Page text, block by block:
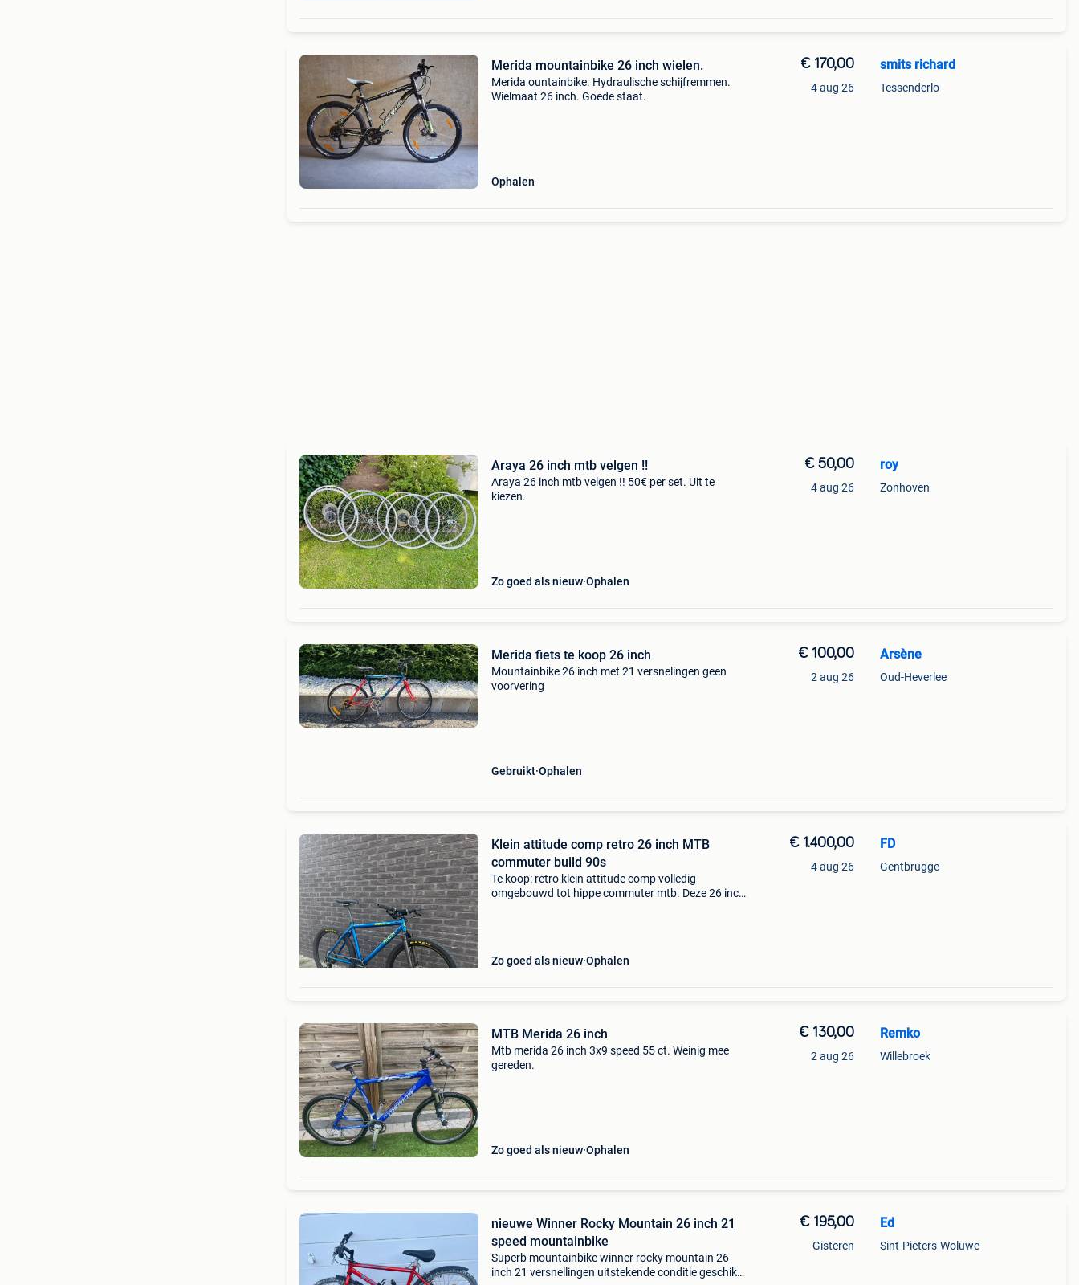
Merida mountainbike 26 inch wielen.
Merida ountainbike. Hydraulische schijfremmen.
Wielmaat 26 inch. Goede staat.
Ophalen
€ 170,00
4 aug 26
smits richard
Tessenderlo
Araya 26 inch mtb velgen !!
Araya 26 inch mtb velgen !! 50€ per set. Uit te
kiezen.
Zo goed als nieuw Ophalen
€ 50,00
4 aug 26
roy
Zonhoven
Merida fiets te koop 26 inch
Mountainbike 26 inch met 21 versnelingen geen
voorvering
Gebruikt Ophalen
€ 100,00
2 aug 26
Arsène
Oud-Heverlee
Klein attitude comp retro 26 inch MTB
commuter build 90s
Te koop: retro klein attitude comp volledig
omgebouwd tot hippe commuter mtb. Deze 26 inch
Zo goed als nieuw Ophalen
€ 1.400,00
4 aug 26
FD
Gentbrugge
MTB Merida 26 inch
Mtb merida 26 inch 3x9 speed 55 ct. Weinig mee
gereden.
Zo goed als nieuw Ophalen
€ 130,00
2 aug 26
Remko
Willebroek
nieuwe Winner Rocky Mountain 26 inch 21
speed mountainbike
Superb mountainbike winner rocky mountain 26
inch 21 versnellingen uitstekende conditie geschikt
€ 195,00
Gisteren
Ed
Sint-Pieters-Woluwe